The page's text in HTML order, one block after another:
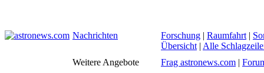
Nachrichten Forschung | Raumfahrt |
Übersicht | Alle
Weitere Angebote
Frag astronews.com |